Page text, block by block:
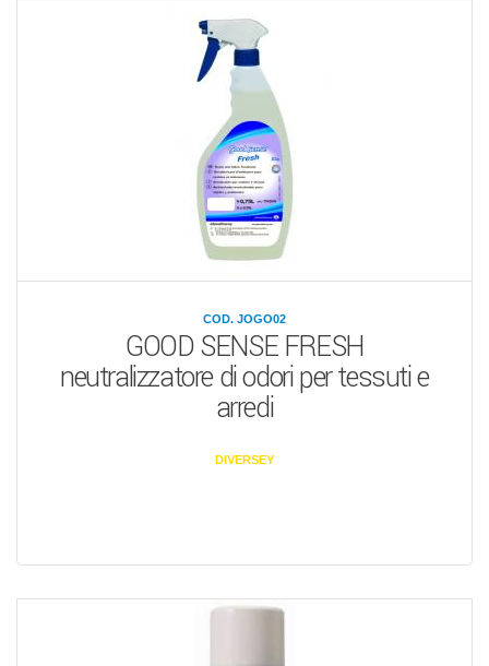
COD. JOGO02
GOOD SENSE FRESH
neutralizzatore di odori per tessuti e
arredi
DIVERSEY